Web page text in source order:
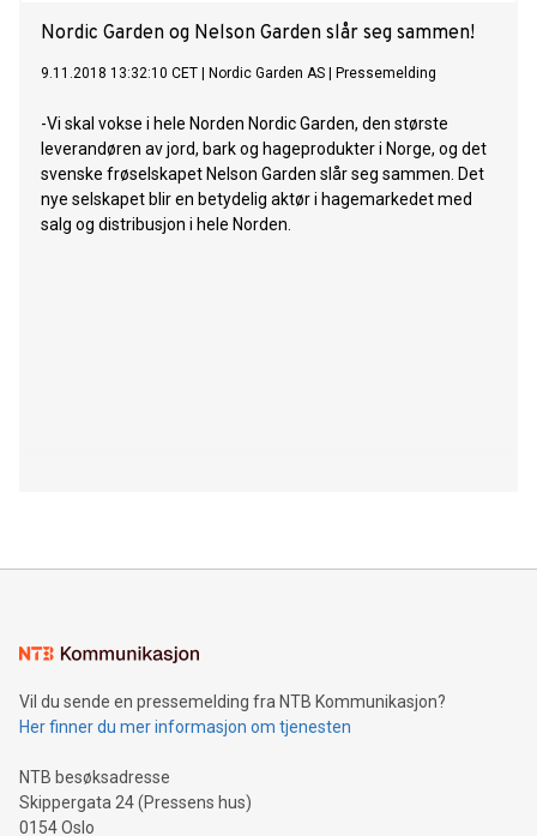
Nordic Garden og Nelson Garden slår seg sammen!
9.11.2018 13:32:10 CET Nordic Garden AS Pressemelding
-Vi skal vokse i hele Norden Nordic Garden, den største
leverandøren av jord, bark og hageprodukter i Norge, og det
svenske frøselskapet Nelson Garden slår seg sammen. Det
nye selskapet blir en betydelig aktør i hagemarkedet med
salg og distribusjon i hele Norden.
Vil du sende en pressemelding fra NTB Kommunikasjon?
Her finner du mer informasjon om tjenesten
NTB besøksadresse
Skippergata 24 (Pressens hus)
0154 Oslo